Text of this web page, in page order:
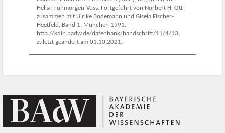
Hella Frühmorgen-Voss. Fortgeführt von Norbert H. Ott
zusammen mit Ulrike Bodemann und Gisela Fischer-
Heetfeld. Band 1. München 1991.
http://kdih.badw.de/datenbank/handschrift/11/4/13;
zuletzt geändert am 01.10.2021.